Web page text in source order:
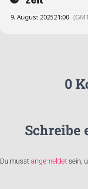
9. August 202521:00
0
Schreibe
Du musst angemeldet sein,